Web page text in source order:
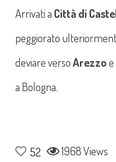
Arrivati aCittà di
peggiorato
deviare versoArezzo
a Bologna.
52 1968 Views